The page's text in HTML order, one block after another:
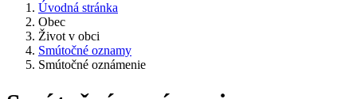
Úvodná stránka
Obec
Život v obci
Smútočné oznamy
Smútočné oznámenie